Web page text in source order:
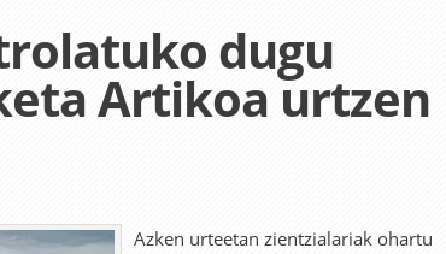
dugu
Artikoa urtzen
Azken urteetan zientzialariak ohartu